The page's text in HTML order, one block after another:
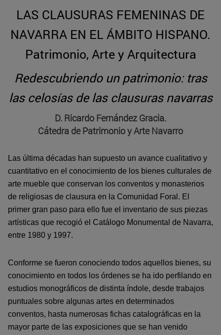
LAS CLAUSURAS FEMENINAS DE
NAVARRA EN EL ÁMBITO HISPANO.
Patrimonio, Arte y Arquitectura
Redescubriendo un patrimonio: tras
las celosías de las clausuras navarras
D. Ricardo Fernández Gracia.
Cátedra de Patrimonio y Arte Navarro
Las última décadas han supuesto un avance cualitativo y
cuantitativo en el conocimiento de los bienes culturales de
arte mueble que conservan los conventos y monasterios
de religiosas de clausura en la Comunidad Foral. El
primer gran paso para ello fue el inventario de sus piezas
artísticas que recogió el Catálogo Monumental de Navarra,
entre 1980 y 1997.
Conforme se fueron conociendo todos aquellos bienes, su
conocimiento en todos los órdenes se ha ido perfilando en
estudios monográficos de distinta índole, desde trabajos
puntuales sobre algunas artes en determinados
conventos, hasta numerosas fichas catalográficas en la
mayor parte de las exposiciones que se han venido